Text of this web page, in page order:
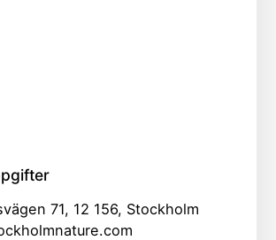
71, 12 156, Stockholm